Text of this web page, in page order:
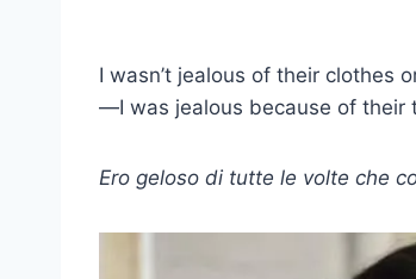
I wasn’t jealous of their clothes
—I was jealous because of their
Ero geloso di tutte le volte che